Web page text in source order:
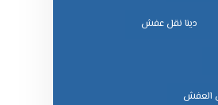
دينا نقل عفش
العفش